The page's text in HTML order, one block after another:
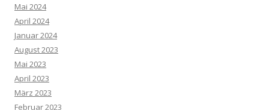
Mai 2024
April 2024
Januar 2024
August 2023
Mai 2023
April 2023
März 2023
Februar 2023